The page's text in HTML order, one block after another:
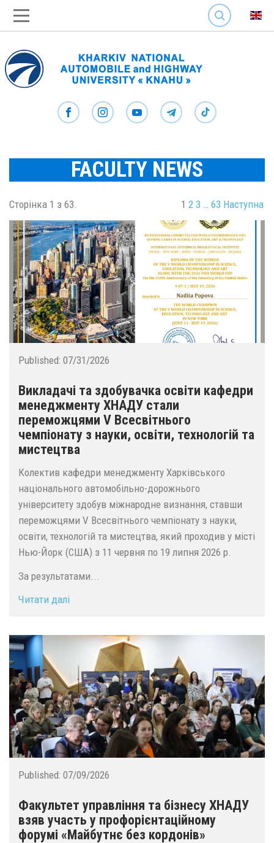
SEARCH
FACULTY NEWS
Сторінка 1 з 63. 1 2 3 … 63 Наступна
Published: 07/31/2026
Викладачі та здобувачка освіти кафедри
менеджменту ХНАДУ стали
переможцями V Всесвітнього
чемпіонату з науки, освіти, технологій та
мистецтва
Колектив кафедри менеджменту Харківського
національного автомобільно-дорожнього
університету здобув міжнародне визнання, ставши
переможцями V Всесвітнього чемпіонату з науки,
освіти, технологій та мистецтва, який проходив у місті
Нью-Йорк (США) з 11 червня по 19 липня 2026 р.
За результатами...
Читати далі
Published: 07/09/2026
Факультет управління та бізнесу ХНАДУ
взяв участь у профорієнтаційному
форумі «Майбутнє без кордонів»